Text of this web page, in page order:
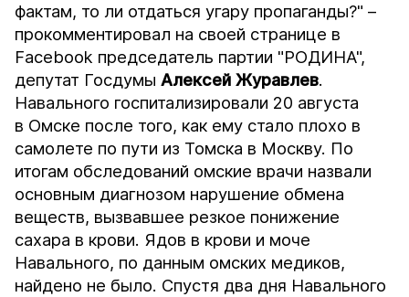
фактам, то ли отдаться угару пропаганды?" –
прокомментировал на своей странице в
Facebook председатель партии "РОДИНА",
депутат ГосдумыАлексей Журавлев.
Навального госпитализировали 20 августа
в Омске после того, как ему стало плохо в
самолете по пути из Томска в Москву. По
итогам обследований омские врачи назвали
основным диагнозом нарушение обмена
веществ, вызвавшее резкое понижение
сахара в крови. Ядов в крови и моче
Навального, по данным омских медиков,
найдено не было. Спустя два дня Навального